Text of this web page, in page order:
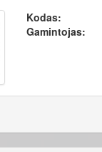
Kodas:
Gamintojas: